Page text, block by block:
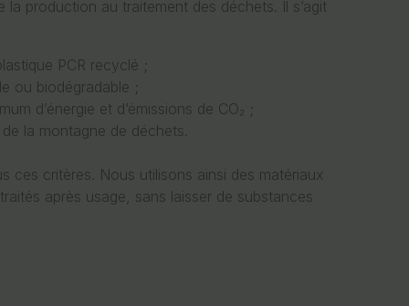
production au traitement des déchets. Il s’agit
PCR recyclé ;
ou biodégradable ;
d’énergie et d’émissions de CO₂ ;
la montagne de déchets.
ces critères. Nous utilisons ainsi des matériaux
après usage, sans laisser de substances